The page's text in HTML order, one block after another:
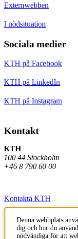
Externwebben
I nödsituation
Sociala medier
KTH på Facebook
KTH på LinkedIn
KTH på Instagram
Kontakt
KTH
100 44 Stockholm
+46 8 790 60 00
Kontakta KTH
Jobba på KTH
Press och media
Denna webbplats
dig och hur du
nödvändiga för att